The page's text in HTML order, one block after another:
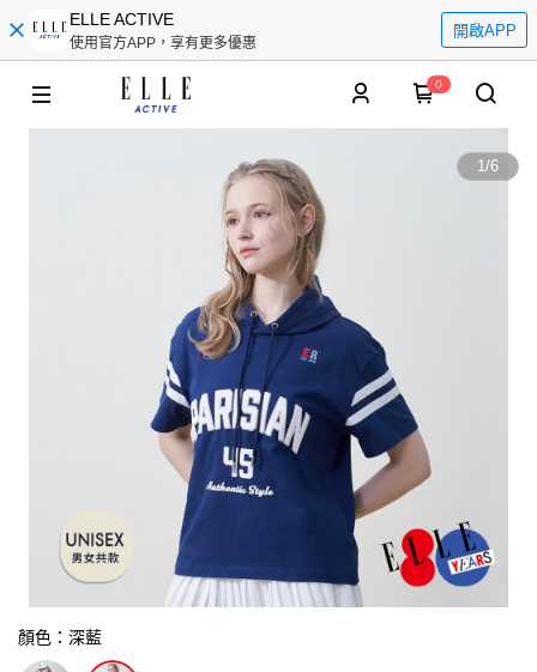
ELLE ACTIVE
使用官方APP，享有更多優惠
開啟APP
0
1/6
顏色：深藍